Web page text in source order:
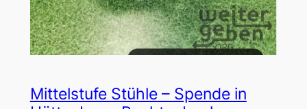
Mittelstufe Stühle – Spende in